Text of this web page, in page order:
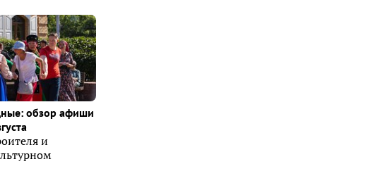
обзор афиши
и